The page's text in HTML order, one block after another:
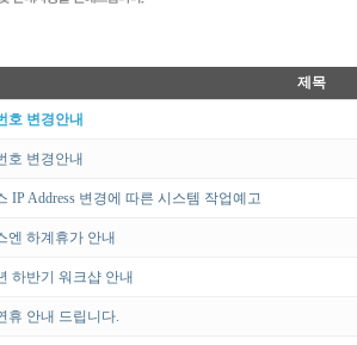
제목
호 변경안내
호 변경안내
IP Address 변경에 따른 시스템 작업예고
엔 하계휴가 안내
하반기 워크샵 안내
휴 안내 드립니다.